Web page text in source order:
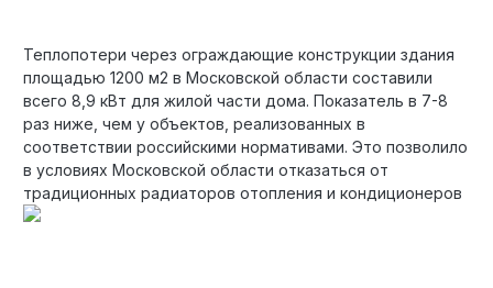
Теплопотери через ограждающие конструкции здания
площадью 1200 м2 в Московской области составили
всего 8,9 кВт для жилой части дома. Показатель в 7-8
раз ниже, чем у объектов, реализованных в
соответствии российскими нормативами. Это позволило
в условиях Московской области отказаться от
традиционных радиаторов отопления и кондиционеров